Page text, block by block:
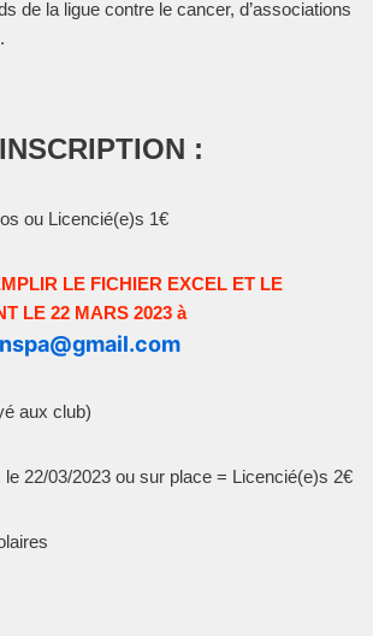
de la ligue contre le cancer, d’associations
:
ou Licencié(e)s 1€
LE FICHIER EXCEL ET LE
LE 22 MARS 2023 à
aux club)
22/03/2023 ou sur place = Licencié(e)s 2€